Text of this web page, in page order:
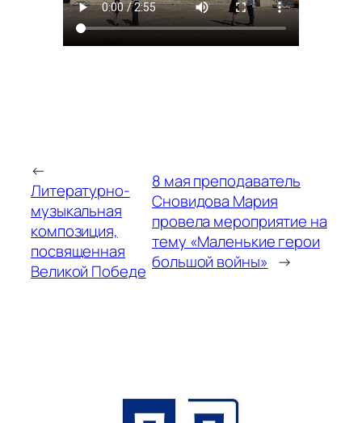
←
Литературно-
музыкальная
композиция,
посвященная
Великой Победе
8 мая преподаватель
Сновидова Мария
провела мероприятие на
тему «Маленькие герои
большой войны» →